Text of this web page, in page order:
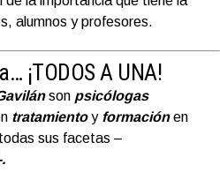
alumnos y profesores.
¡TODOS A UNA!
son psicólogas
tratamientoy formaciónen
sus facetas –